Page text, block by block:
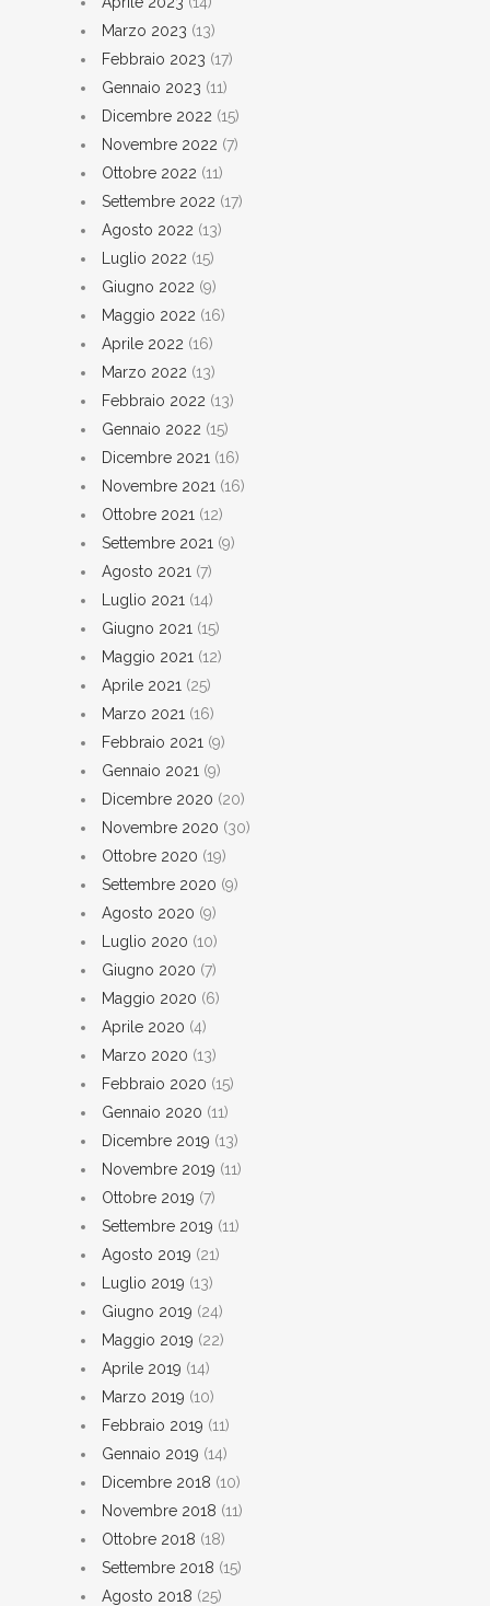
Marzo 2023 (13)
Febbraio 2023 (17)
Gennaio 2023 (11)
Dicembre 2022 (15)
Novembre 2022 (7)
Ottobre 2022 (11)
Settembre 2022 (17)
Agosto 2022 (13)
Luglio 2022 (15)
Giugno 2022 (9)
Maggio 2022 (16)
Aprile 2022 (16)
Marzo 2022 (13)
Febbraio 2022 (13)
Gennaio 2022 (15)
Dicembre 2021 (16)
Novembre 2021 (16)
Ottobre 2021 (12)
Settembre 2021 (9)
Agosto 2021 (7)
Luglio 2021 (14)
Giugno 2021 (15)
Maggio 2021 (12)
Aprile 2021 (25)
Marzo 2021 (16)
Febbraio 2021 (9)
Gennaio 2021 (9)
Dicembre 2020 (20)
Novembre 2020 (30)
Ottobre 2020 (19)
Settembre 2020 (9)
Agosto 2020 (9)
Luglio 2020 (10)
Giugno 2020 (7)
Maggio 2020 (6)
Aprile 2020 (4)
Marzo 2020 (13)
Febbraio 2020 (15)
Gennaio 2020 (11)
Dicembre 2019 (13)
Novembre 2019 (11)
Ottobre 2019 (7)
Settembre 2019 (11)
Agosto 2019 (21)
Luglio 2019 (13)
Giugno 2019 (24)
Maggio 2019 (22)
Aprile 2019 (14)
Marzo 2019 (10)
Febbraio 2019 (11)
Gennaio 2019 (14)
Dicembre 2018 (10)
Novembre 2018 (11)
Ottobre 2018 (18)
Settembre 2018 (15)
Agosto 2018 (25)